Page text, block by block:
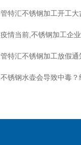
管特汇不锈钢加工开工大
疫情当前,不锈钢加工企
管特汇不锈钢加工放假通
不锈钢水壶会导致中毒？